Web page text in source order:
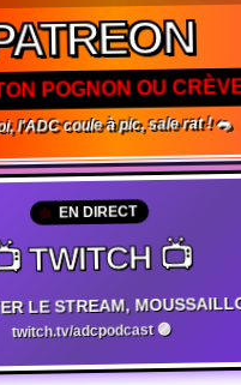
POGNON OU
l'ADC coule à pic, sale rat ! 🐀
EN DIRECT
TWITCH 📺
LE STREAM,
twitch.tv/adcpodcast 🟣